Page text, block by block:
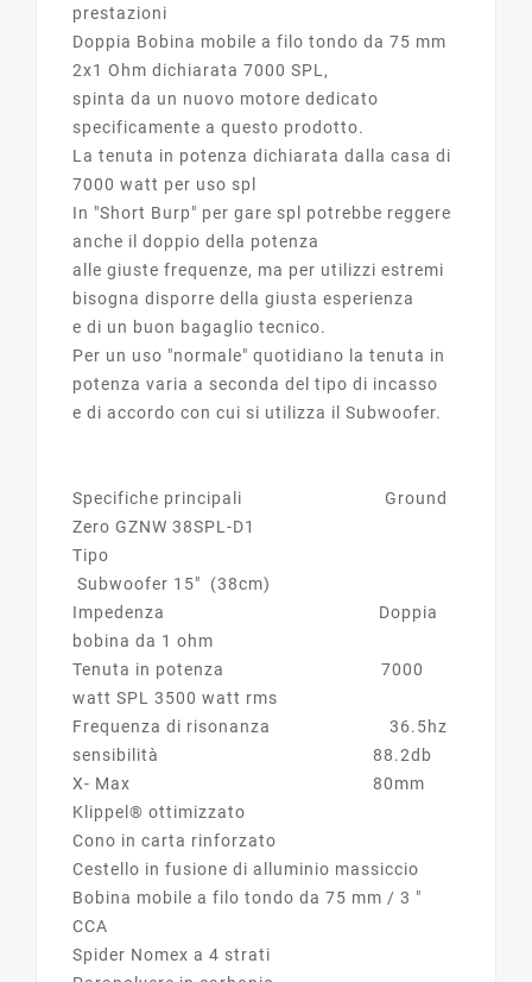
prestazioni
Doppia Bobina mobile a filo tondo da 75 mm
2x1 Ohm dichiarata 7000 SPL,
spinta da un nuovo motore dedicato
specificamente a questo prodotto.
La tenuta in potenza dichiarata dalla casa di
7000 watt per uso spl
In "Short Burp" per gare spl potrebbe reggere
anche il doppio della potenza
alle giuste frequenze, ma per utilizzi estremi
bisogna disporre della giusta esperienza
e di un buon bagaglio tecnico.
Per un uso "normale" quotidiano la tenuta in
potenza varia a seconda del tipo di incasso
e di accordo con cui si utilizza il Subwoofer.
Specifiche principali Ground
Zero GZNW 38SPL-D1
Tipo
Subwoofer 15" (38cm)
Impedenza Doppia
bobina da 1 ohm
Tenuta in potenza 7000
watt SPL 3500 watt rms
Frequenza di risonanza 36.5hz
sensibilità 88.2db
X- Max 80mm
Klippel® ottimizzato
Cono in carta rinforzato
Cestello in fusione di alluminio massiccio
Bobina mobile a filo tondo da 75 mm / 3 ″
CCA
Spider Nomex a 4 strati